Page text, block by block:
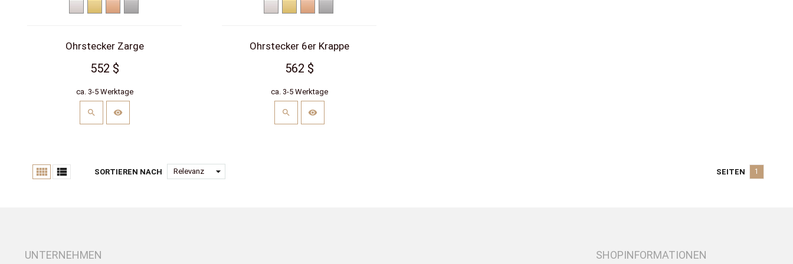
WeißgoldGelbgoldRotgold
Ohrstecker Zarge
552 $
ca. 3-5 Werktage
WeißgoldGelbgoldRotgold
Ohrstecker 6er Krappe
562 $
ca. 3-5 Werktage
  SORTIEREN NACH Relevanz arrow_drop_down SEITEN 1
UNTERNEHMEN SHOPINFORMATIONEN